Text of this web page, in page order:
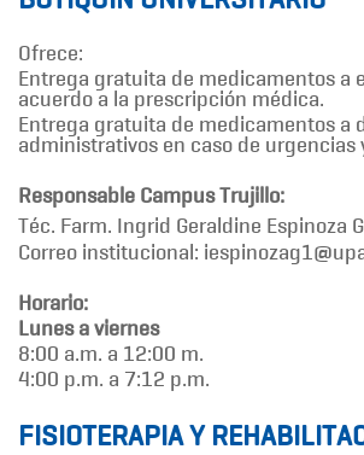
Ofrece:
Entrega gratuita de medicamentos a
acuerdo a la prescripción médica.
Entrega gratuita de medicamentos a
administrativos en caso de urgencias
Responsable Campus Trujillo:
Téc. Farm. Ingrid Geraldine Espinoza
Correo institucional:
Horario:
Lunes a viernes
8:00 a.m. a 12:00 m.
4:00 p.m. a 7:12 p.m.
FISIOTERAPIA Y